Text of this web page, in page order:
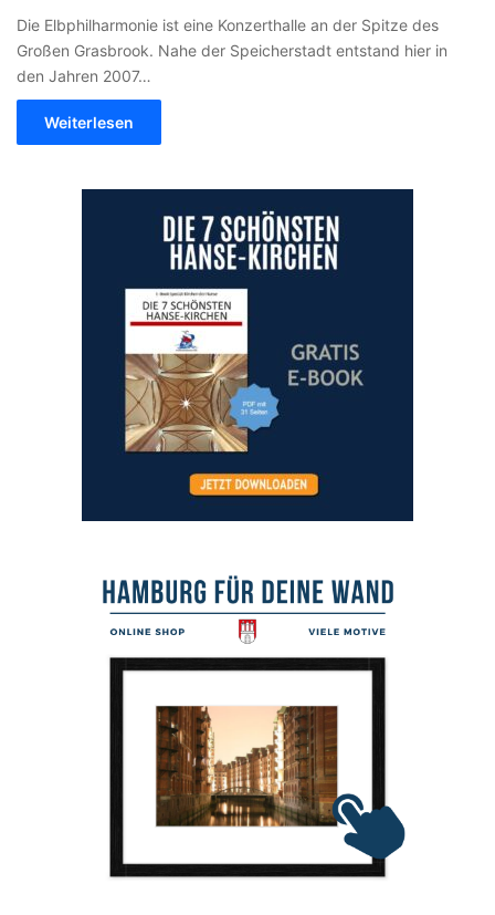
Die Elbphilharmonie ist eine Konzerthalle an der Spitze des
Großen Grasbrook. Nahe der Speicherstadt entstand hier in
den Jahren 2007…
Weiterlesen